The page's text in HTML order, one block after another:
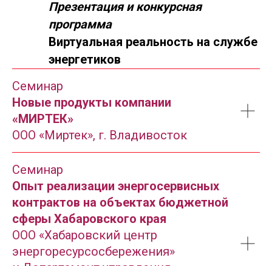
Презентация и конкурсная
программа
Виртуальная реальность на службе
энергетиков
Семинар
Новые продукты компании
«МИРТЕК»
ООО «Миртек», г. Владивосток
Семинар
Опыт реализации энергосервисных
контрактов на объектах бюджетной
сферы Хабаровского края
ООО «Хабаровский центр
энергоресурсосбережения»